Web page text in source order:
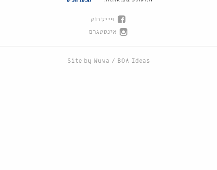
פייסבוק
אינסטגרם
Site by Wuwa / BOA Ideas